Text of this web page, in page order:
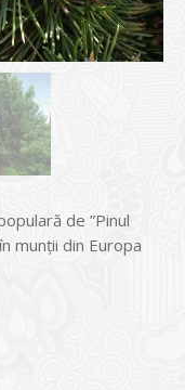
de ”Pinul
munții din Europa